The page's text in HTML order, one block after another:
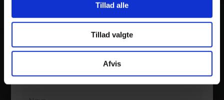
Tillad alle
Tillad valgte
Afvis
Du fortjener det bedste
få et uforpligtende tilbud på dit gulv.